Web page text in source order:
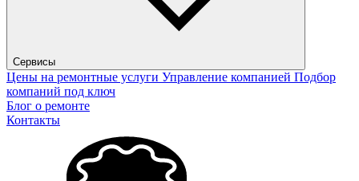
Сервисы
Цены на ремонтные услуги Управление компанией Подбор
компаний под ключ
Блог о ремонте
Контакты